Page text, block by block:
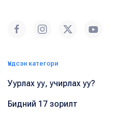
Үндсэн категори
Уурлах уу, учирлах уу?
Бидний 17 зорилт